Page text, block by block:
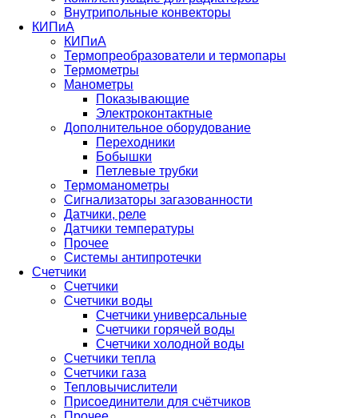
Внутрипольные конвекторы
КИПиА
КИПиА
Термопреобразователи и термопары
Термометры
Манометры
Показывающие
Электроконтактные
Дополнительное оборудование
Переходники
Бобышки
Петлевые трубки
Термоманометры
Сигнализаторы загазованности
Датчики, реле
Датчики температуры
Прочее
Системы антипротечки
Счетчики
Счетчики
Счетчики воды
Счетчики универсальные
Счетчики горячей воды
Счетчики холодной воды
Счетчики тепла
Счетчики газа
Тепловычислители
Присоединители для счётчиков